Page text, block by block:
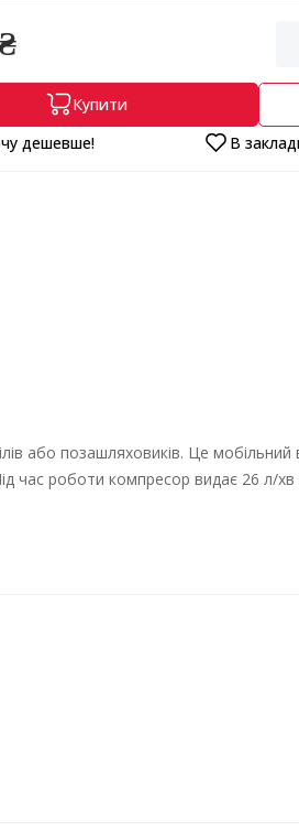
Купити
дешевше! В
або позашляховиків. Це
час роботи компресор видає 26 л/